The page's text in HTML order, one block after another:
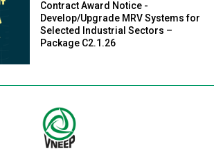
Contract Award Notice -
Develop/Upgrade MRV Systems for
Selected Industrial Sectors –
Package C2.1.26